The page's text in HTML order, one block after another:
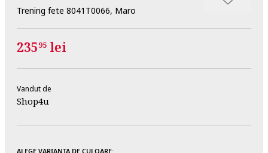
Trening fete 8041T0066, Maro
23595 lei
Vandut de
Shop4u